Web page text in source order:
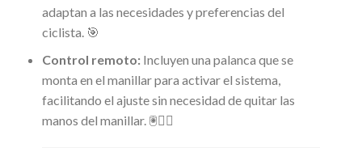
adaptan a las necesidades y preferencias del
ciclista. 🎯
Control remoto:Incluyen una palanca que se
monta en el manillar para activar el sistema,
facilitando el ajuste sin necesidad de quitar las
manos del manillar. 🖲️🚴‍♂️